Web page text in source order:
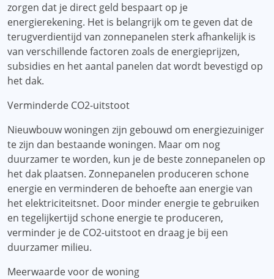
zorgen dat je direct geld bespaart op je
energierekening. Het is belangrijk om te geven dat de
terugverdientijd van zonnepanelen sterk afhankelijk is
van verschillende factoren zoals de energieprijzen,
subsidies en het aantal panelen dat wordt bevestigd op
het dak.
Verminderde CO2-uitstoot
Nieuwbouw woningen zijn gebouwd om energiezuiniger
te zijn dan bestaande woningen. Maar om nog
duurzamer te worden, kun je de beste zonnepanelen op
het dak plaatsen. Zonnepanelen produceren schone
energie en verminderen de behoefte aan energie van
het elektriciteitsnet. Door minder energie te gebruiken
en tegelijkertijd schone energie te produceren,
verminder je de CO2-uitstoot en draag je bij een
duurzamer milieu.
Meerwaarde voor de woning